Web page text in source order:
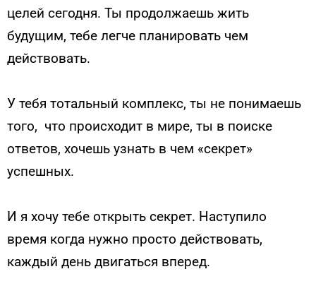
целей сегодня. Ты продолжаешь жить
будущим, тебе легче планировать чем
действовать.
У тебя тотальный комплекс, ты не понимаешь
того, что происходит в мире, ты в поиске
ответов, хочешь узнать в чем «секрет»
успешных.
И я хочу тебе открыть секрет. Наступило
время когда нужно просто действовать,
каждый день двигаться вперед.